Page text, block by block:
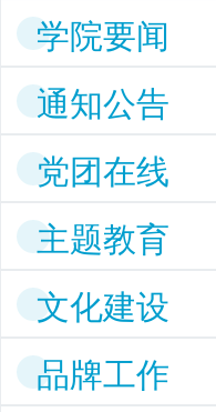
学院要闻
通知公告
党团在线
主题教育
文化建设
品牌工作